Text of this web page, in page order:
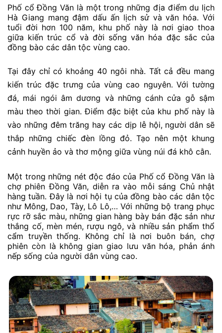
Phố cổ Đồng Văn là một trong những địa điểm du lịch
Hà Giang mang đậm dấu ấn lịch sử và văn hóa. Với
tuổi đời hơn 100 năm, khu phố này là nơi giao thoa
giữa kiến trúc cổ và đời sống văn hóa đặc sắc của
đồng bào các dân tộc vùng cao.
Tại đây chỉ có khoảng 40 ngôi nhà. Tất cả đều mang
kiến trúc đặc trưng của vùng cao nguyên. Với tường
đá, mái ngói âm dương và những cánh cửa gỗ sậm
màu theo thời gian. Điểm đặc biệt của khu phố này là
vào những đêm trăng hay các dịp lễ hội, người dân sẽ
thắp những chiếc đèn lồng đỏ. Tạo nên một khung
cảnh huyền ảo và thơ mộng giữa vùng núi đá khô cằn.
Một trong những nét độc đáo của Phố cổ Đồng Văn là
chợ phiên Đồng Văn, diễn ra vào mỗi sáng Chủ nhật
hàng tuần. Đây là nơi hội tụ của đồng bào các dân tộc
như Mông, Dao, Tày, Lô Lô,… Với những bộ trang phục
rực rỡ sắc màu, những gian hàng bày bán đặc sản như
thắng cố, mèn mén, rượu ngô, và nhiều sản phẩm thổ
cẩm truyền thống. Không chỉ là nơi buôn bán, chợ
phiên còn là không gian giao lưu văn hóa, phản ánh
nếp sống của người dân vùng cao.